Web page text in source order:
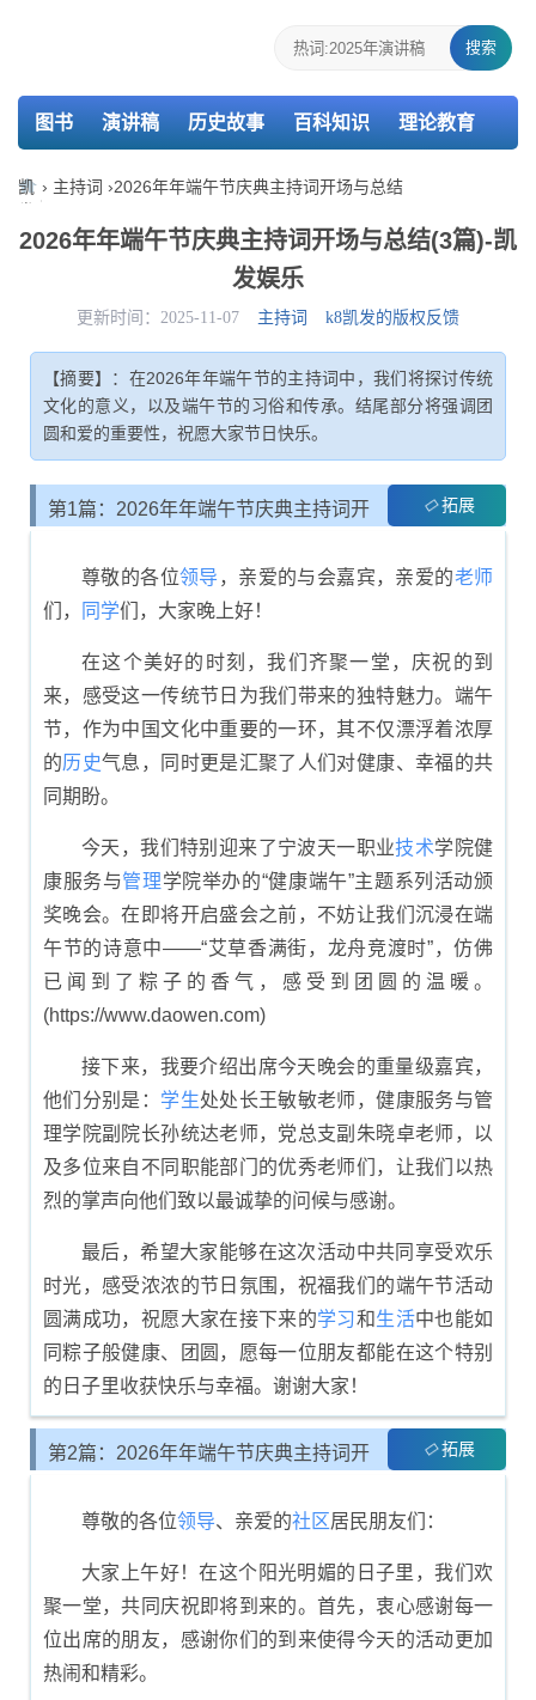
搜索
图书 演讲稿 历史故事 百科知识 理论教育
个人简历 报告 策划 教案 课件
主持词 述职报告 活动总结 介绍信
凯
娱
› 主持词 ›2026年年端午节庆典主持词开场与总结
2026年年端午节庆典主持词开场与总结(3篇)-凯
发娱乐
更新时间：2025-11-07 主持词 k8凯发的版权反馈
【摘要】：在2026年年端午节的主持词中，我们将探讨传统
文化的意义，以及端午节的习俗和传承。结尾部分将强调团
圆和爱的重要性，祝愿大家节日快乐。
第1篇：2026年年端午节庆典主持词开 拓展
尊敬的各位领导 ，亲爱的与会嘉宾，亲爱的老师
们，
同学们，大家晚上好！
在这个美好的时刻，我们齐聚一堂，庆祝的到
来，感受这一传统节日为我们带来的独特魅力。端午
节，作为中国文化中重要的一环，其不仅漂浮着浓厚
的历史气息，同时更是汇聚了人们对健康、幸福的共
同期盼。
今天，我们特别迎来了宁波天一职业技术学院健
康服务与管理学院举办的“健康端午”主题系列活动颁
奖晚会。在即将开启盛会之前，不妨让我们沉浸在端
午节的诗意中——“艾草香满街，龙舟竞渡时”，仿佛
已闻到了粽子的香气，感受到团圆的温暖。
(https://www.daowen.com)
接下来，我要介绍出席今天晚会的重量级嘉宾，
他们分别是： 学生处处长王敏敏老师，健康服务与管
理学院副院长孙统达老师，党总支副朱晓卓老师，以
及多位来自不同职能部门的优秀老师们，让我们以热
烈的掌声向他们致以最诚挚的问候与感谢。
最后，希望大家能够在这次活动中共同享受欢乐
时光，感受浓浓的节日氛围，祝福我们的端午节活动
圆满成功，祝愿大家在接下来的学习和生活中也能如
同粽子般健康、团圆，愿每一位朋友都能在这个特别
的日子里收获快乐与幸福。谢谢大家！
第2篇：2026年年端午节庆典主持词开 拓展
尊敬的各位领导、亲爱的社区居民朋友们：
大家上午好！在这个阳光明媚的日子里，我们欢
聚一堂，共同庆祝即将到来的。首先，衷心感谢每一
位出席的朋友，感谢你们的到来使得今天的活动更加
热闹和精彩。